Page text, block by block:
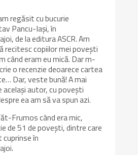
regăsit cu bucurie
Pancu-Iași, în
de la editura ASCR. Am
copiilor mei povești
când eram eu mică. Dar m-
o recenzie deoarece cartea
Dar, veste bună! A mai
autor, cu povești
ea am să va spun azi.
Frumos când era mic,
de 51 de povești, dintre care
în